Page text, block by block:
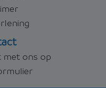
met ons op